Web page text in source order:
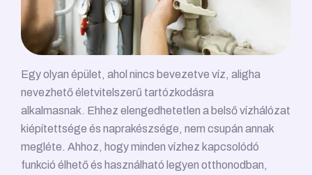
Egy olyan épület, ahol nincs bevezetve víz, aligha
nevezhető életvitelszerű tartózkodásra
alkalmasnak. Ehhez elengedhetetlen a belső vízhálózat
kiépítettsége és naprakészsége, nem csupán annak
megléte. Ahhoz, hogy minden vízhez kapcsolódó
funkció élhető és használható legyen otthonodban,